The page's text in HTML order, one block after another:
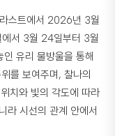
라스트에서 2026년 3월
서 3월 24일부터 3월
유리 물방울을 통해
를 보여주며, 찰나의
치와 빛의 각도에 따라
라 시선의 관계 안에서